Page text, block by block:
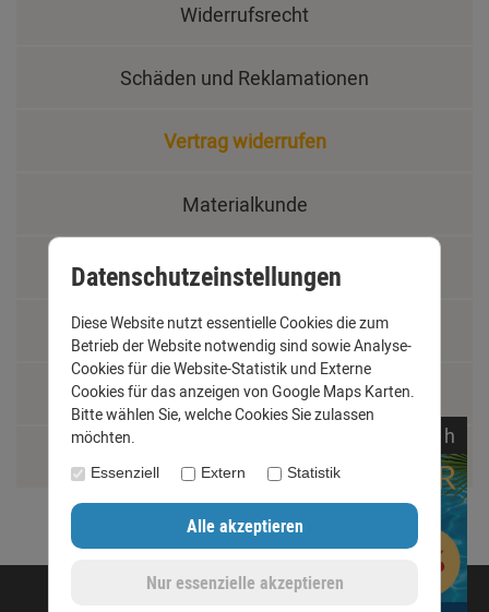
Widerrufsrecht
Schäden und Reklamationen
Vertrag widerrufen
Materialkunde
Fachbegriffe
Jobs
Montage und Installationshilfen
©opyright 2020 - www.dachrinnen-shop.de
h
Datenschutzeinstellungen
Diese Website nutzt essentielle Cookies die zum
Betrieb der Website notwendig sind sowie Analyse-
Cookies für die Website-Statistik und Externe
Cookies für das anzeigen von Google Maps Karten.
Bitte wählen Sie, welche Cookies Sie zulassen
möchten.
Essenziell Extern Statistik